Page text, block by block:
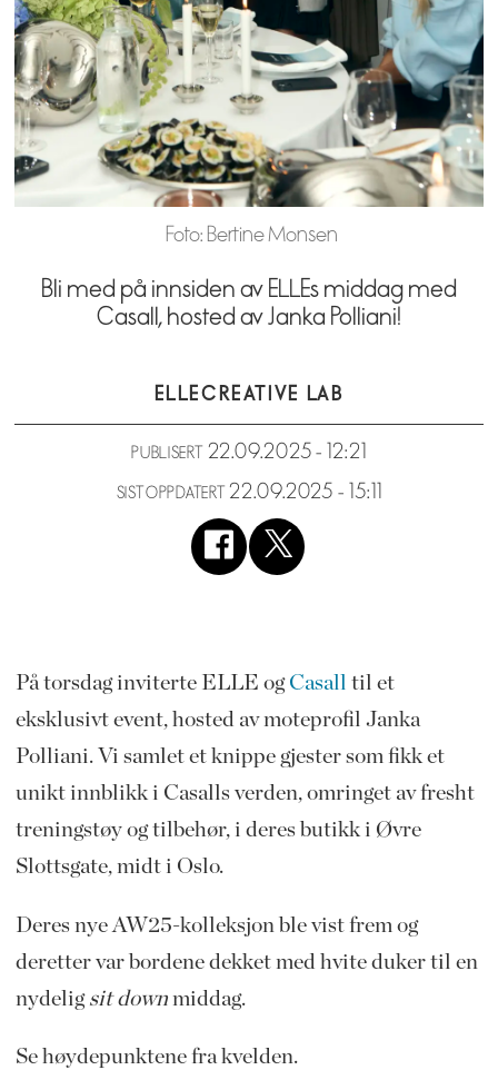
Foto: Bertine Monsen
Bli med på innsiden av ELLEs middag med
Casall, hosted av Janka Polliani!
ELLECREATIVE LAB
PUBLISERT 22.09.2025 - 12:21
SIST OPPDATERT 22.09.2025 - 15:11
På torsdag inviterte ELLE ogCasall til et
eksklusivt event, hosted av moteprofil Janka
Polliani. Vi samlet et knippe gjester som fikk et
unikt innblikk i Casalls verden, omringet av fresht
treningstøy og tilbehør, i deres butikk i Øvre
Slottsgate, midt i Oslo.
Deres nye AW25-kolleksjon ble vist frem og
deretter var bordene dekket med hvite duker til en
nydelig sit downmiddag.
Se høydepunktene fra kvelden.